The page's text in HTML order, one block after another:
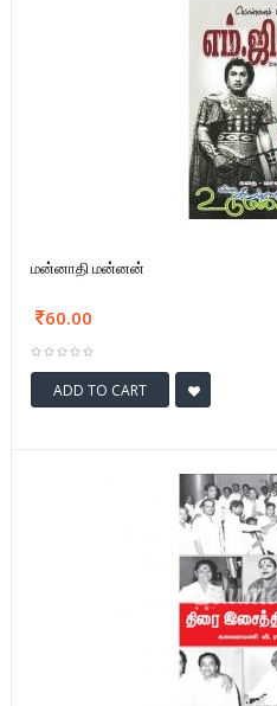
மன்னாதி மன்னன்
60.00
ADD TO CART